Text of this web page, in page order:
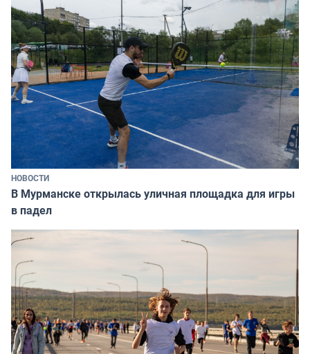
НОВОСТИ
В Мурманске открылась уличная площадка для игры
в падел